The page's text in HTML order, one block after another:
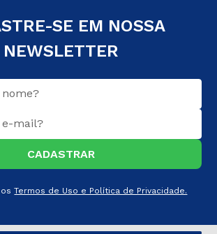
SE EM NOSSA
NEWSLETTER
CADASTRAR
osTermos de Uso e Política de Privacidade.